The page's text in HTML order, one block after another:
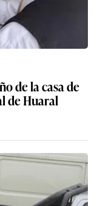
de la casa de
de Huaral